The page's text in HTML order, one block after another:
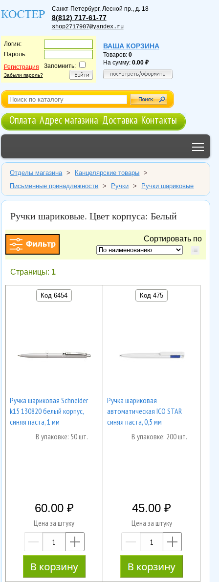
Санкт-Петербург, Лесной пр., д. 18
8(812) 717-61-77
shop2717907@yandex.ru
Логин:
Пароль:
Регистрация
Забыли пароль?
Запомнить:
ВАША КОРЗИНА
Товаров: 0
На сумму: 0.00
Оплата Адрес магазина Доставка Контакты
Отделы магазина > Канцелярские товары
>
Письменные принадлежности
> Ручки > Ручки шариковые
Ручки шариковые. Цвет корпуса: Белый
Сортировать по
Страницы: 1
Код 6454
Ручка шариковая Schneider
k15 130820 белый корпус,
синяя паста, 1 мм
В упаковке: 50 шт.
60.00
Цена за штуку
—
Код 475
Ручка шариковая
автоматическая ICO STAR
синяя паста, 0,5 мм
В упаковке: 200 шт.
45.00
Цена за штуку
—